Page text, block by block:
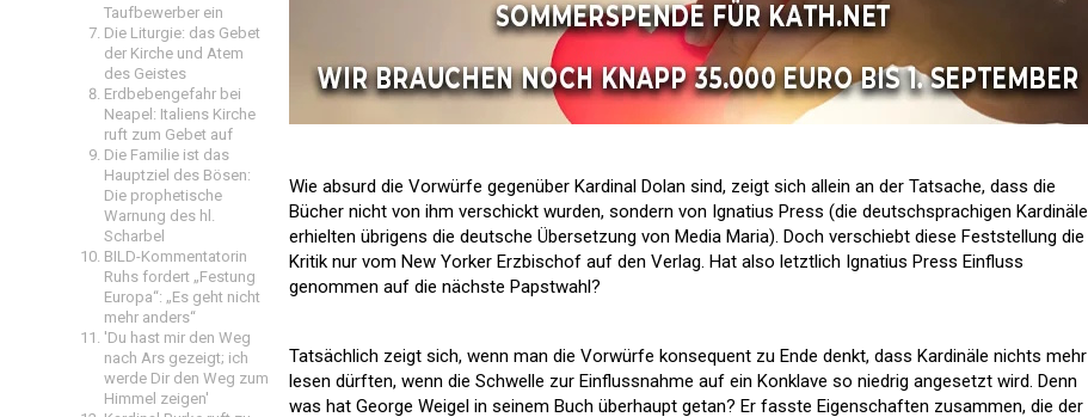
Taufbewerber ein
Die Liturgie: das Gebet
der Kirche und Atem
des Geistes
Erdbebengefahr bei
Neapel: Italiens Kirche
ruft zum Gebet auf
Die Familie ist das
Hauptziel des Bösen:
Die prophetische
Warnung des hl.
Scharbel
BILD-Kommentatorin
Ruhs fordert „Festung
Europa“: „Es geht nicht
mehr anders“
'Du hast mir den Weg
nach Ars gezeigt; ich
werde Dir den Weg zum
Himmel zeigen'
Wie absurd die Vorwürfe gegenüber Kardinal Dolan sind, zeigt sich allein an der Tatsache, dass die
Bücher nicht von ihm verschickt wurden, sondern von Ignatius Press (die deutschsprachigen Kardinäle
erhielten übrigens die deutsche Übersetzung von Media Maria). Doch verschiebt diese Feststellung die
Kritik nur vom New Yorker Erzbischof auf den Verlag. Hat also letztlich Ignatius Press Einfluss
genommen auf die nächste Papstwahl?
Tatsächlich zeigt sich, wenn man die Vorwürfe konsequent zu Ende denkt, dass Kardinäle nichts mehr
lesen dürften, wenn die Schwelle zur Einflussnahme auf ein Konklave so niedrig angesetzt wird. Denn
was hat George Weigel in seinem Buch überhaupt getan? Er fasste Eigenschaften zusammen, die der